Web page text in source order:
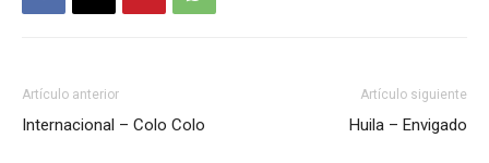
Artículo anterior
Internacional – Colo Colo
Artículo siguiente
Huila – Envigado